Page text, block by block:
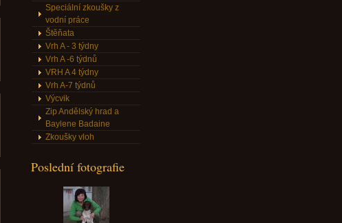
Speciální zkoušky z
vodní práce
Štěňata
Vrh A - 3 týdny
Vrh A -6 týdnů
VRH A 4 týdny
Vrh A-7 týdnů
Výcvik
Zip Andělský hrad a
Baylene Badaine
Zkoušky vloh
Poslední fotografie